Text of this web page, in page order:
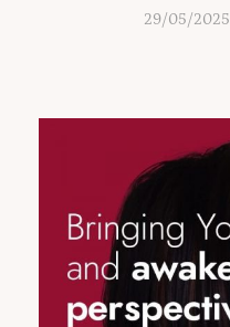
29/05/2025